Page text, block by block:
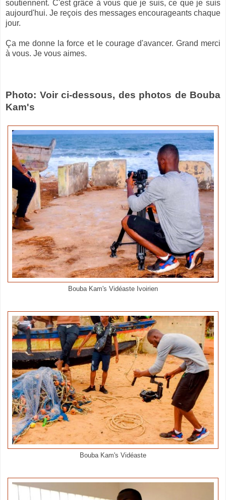
soutiennent. C'est grâce à vous que je suis, ce que je suis
aujourd'hui. Je reçois des messages encourageants chaque
jour.
Ça me donne la force et le courage d'avancer. Grand merci
à vous. Je vous aimes.
Photo: Voir ci-dessous, des photos de Bouba
Kam's
Bouba Kam's Vidéaste Ivoirien
Bouba Kam's Vidéaste